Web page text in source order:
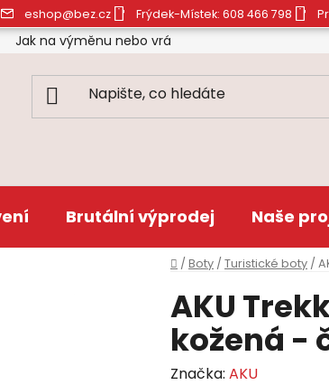
eshop@bez.cz Frýdek-Místek: 608 466 798
Jak na výměnu nebo vrácení zboží
Brutální výprodej Naše
Domů
/ Boty / Turistické boty /
AKU
kožená -
Značka: AKU